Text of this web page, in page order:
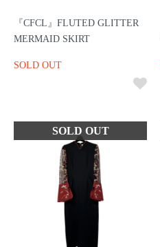
『CFCL』FLUTED GLITTER
MERMAID SKIRT
SOLD OUT